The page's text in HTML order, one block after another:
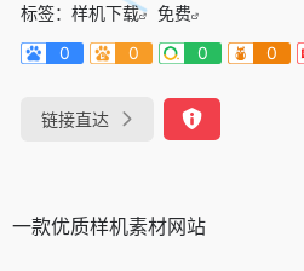
标签： 样机下载
免费
0
0 0 0
链接直达
一款优质样机素材网站